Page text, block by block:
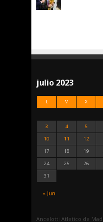
julio 2023
L M X
« Jun
3
4 5
10
11 12
17
18 19
24
25 26
31
Ancelotti Atletico de